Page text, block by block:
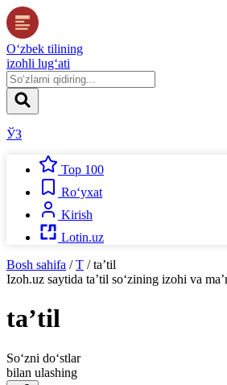
O‘zbek tilining
izohli lug‘ati
ЎЗ
Top 100
Ro‘yxat
Kirish
Lotin.uz
Bosh sahifa / T / taʼtil
Izoh.uz saytida taʼtil so‘zining izohi va
taʼtil
So‘zni do‘stlar
bilan ulashing